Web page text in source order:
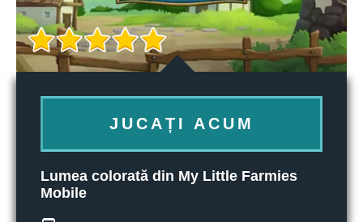
JUCAȚI ACUM
Lumea colorată din My Little Farmies
Mobile